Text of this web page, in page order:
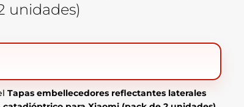
unidades)
Tapas embellecedores reflectantes laterales